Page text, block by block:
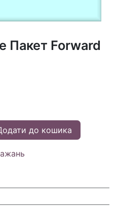
Пакет Forward
до кошика